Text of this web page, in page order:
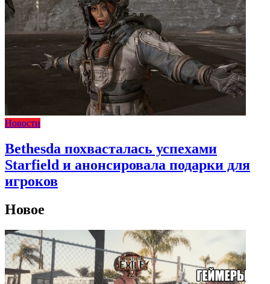
Новости
Bethesda похвасталась успехами
Starfield и анонсировала подарки для
игроков
Новое